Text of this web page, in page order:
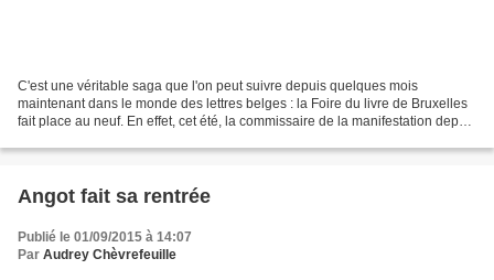
C'est une véritable saga que l'on peut suivre depuis quelques mois
maintenant dans le monde des lettres belges : la Foire du livre de Bruxelles
fait place au neuf. En effet, cet été, la commissaire de la manifestation depuis
Angot fait sa rentrée
Publié le 01/09/2015 à 14:07
Par Audrey Chèvrefeuille